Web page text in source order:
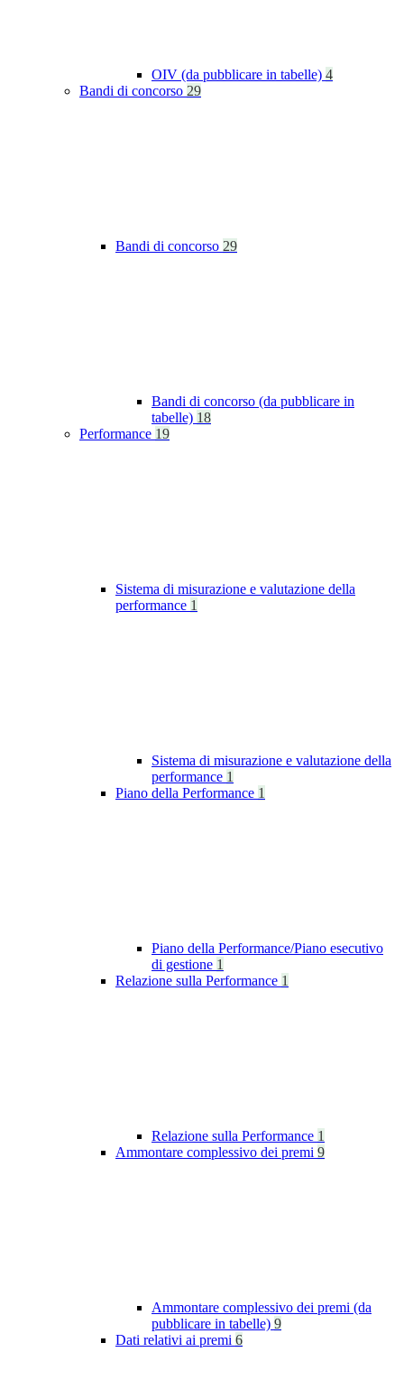
OIV (da pubblicare in tabelle) 4
Bandi di concorso 29
Bandi di concorso 29
Bandi di concorso (da pubblicare in
tabelle) 18
Performance 19
Sistema di misurazione e valutazione della
performance 1
Sistema di misurazione e valutazione della
performance 1
Piano della Performance 1
Piano della Performance/Piano esecutivo
di gestione 1
Relazione sulla Performance 1
Relazione sulla Performance 1
Ammontare complessivo dei premi 9
Ammontare complessivo dei premi (da
pubblicare in tabelle) 9
Dati relativi ai premi 6